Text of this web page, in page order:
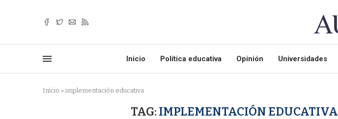
Inicio Política educativa Opinión Universidades
Inicio » implementación educativa
TAG: IMPLEMENTACIÓN EDUCATIVA